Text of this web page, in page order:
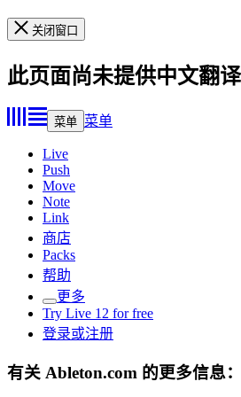
关闭窗口
此页面尚未提供中文翻
菜单 菜单
Live
Push
Move
Note
Link
商店
Packs
帮助
更多
Try Live 12 for free
登录或注册
有关 Ableton.com 的更多信息：